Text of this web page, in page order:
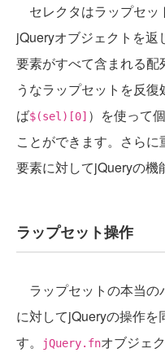
セレクタはラップセッ
jQueryオブジェクトを
要素がすべて含まれる配
うなラップセットを反
ば$(sel)[0] ）を使って
ことができます。さら
要素に対してjQueryの機
ラップセット操作
ラップセットの本当の
に対してjQueryの操作を
す。
jQuery.fnオブジェ